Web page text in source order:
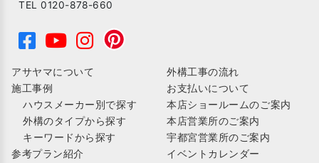
TEL 0120-878-660
アサヤマについて
施工事例
ハウスメーカー別で探す
外構のタイプから探す
キーワードから探す
参考プラン紹介
外構工事の流れ
お支払いについて
本店ショールームのご案内
本店営業所のご案内
宇都宮営業所のご案内
イベントカレンダー